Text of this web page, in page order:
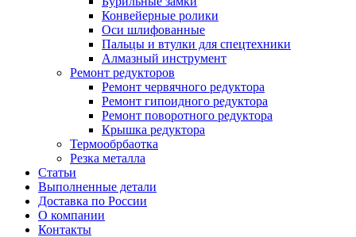
Конвейерные ролики
Оси шлифованные
Пальцы и втулки для спецтехники
Алмазный инструмент
Ремонт редукторов
Ремонт червячного редуктора
Ремонт гипоидного редуктора
Ремонт поворотного редуктора
Крышка редуктора
Термообрбаотка
Резка металла
Статьи
Выполненные детали
Доставка по России
О компании
Контакты